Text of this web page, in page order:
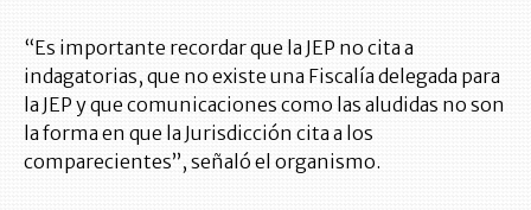
“Es importante recordar que la JEP no cita a
indagatorias, que no existe una Fiscalía delegada para
la JEP y que comunicaciones como las aludidas no son
la forma en que la Jurisdicción cita a los
comparecientes”, señaló el organismo.